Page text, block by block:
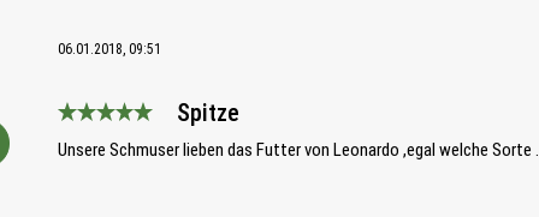
06.01.2018, 09:51
Bewertung mit 5 von 5 Sternen
Spitze
Unsere Schmuser lieben das Futter von Leonardo ,egal welche Sorte .